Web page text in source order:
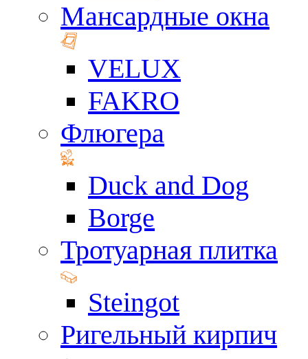
Мансардные окна
VELUX
FAKRO
Флюгера
Duck and Dog
Borge
Тротуарная плитка
Steingot
Ригельный кирпич